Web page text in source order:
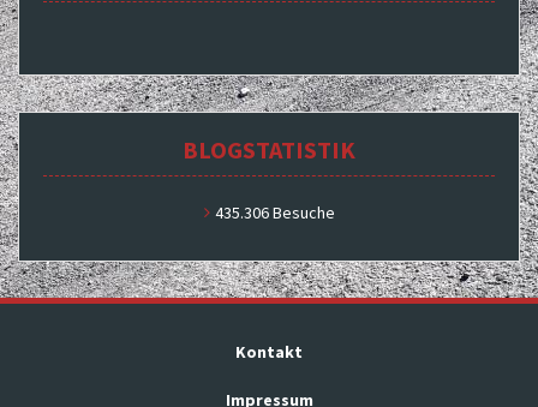
BLOGSTATISTIK
435.306 Besuche
Kontakt
Impressum